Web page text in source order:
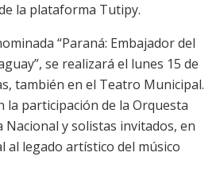
la plataforma Tutipy.
“Paraná: Embajador del
se realizará el lunes 15 de
también en el Teatro Municipal.
la participación de la Orquesta
Nacional y solistas invitados, en
al legado artístico del músico